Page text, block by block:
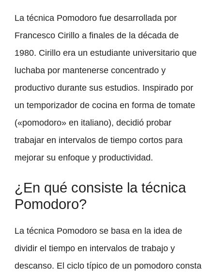
La técnica Pomodoro fue desarrollada por
Francesco Cirillo a finales de la década de
1980. Cirillo era un estudiante universitario que
luchaba por mantenerse concentrado y
productivo durante sus estudios. Inspirado por
un temporizador de cocina en forma de tomate
(«pomodoro» en italiano), decidió probar
trabajar en intervalos de tiempo cortos para
mejorar su enfoque y productividad.
¿En qué consiste la técnica
Pomodoro?
La técnica Pomodoro se basa en la idea de
dividir el tiempo en intervalos de trabajo y
descanso. El ciclo típico de un pomodoro consta